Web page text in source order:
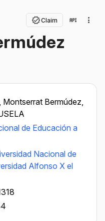
Claim
Montserrat Bermúdez,
de Educación a
Nacional de
Alfonso X el